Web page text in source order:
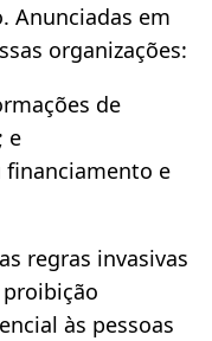
Anunciadas em
organizações:
de
e
financiamento e
regras invasivas
às pessoas